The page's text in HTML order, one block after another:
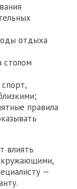
отдыха
столом
правила
влиять
—